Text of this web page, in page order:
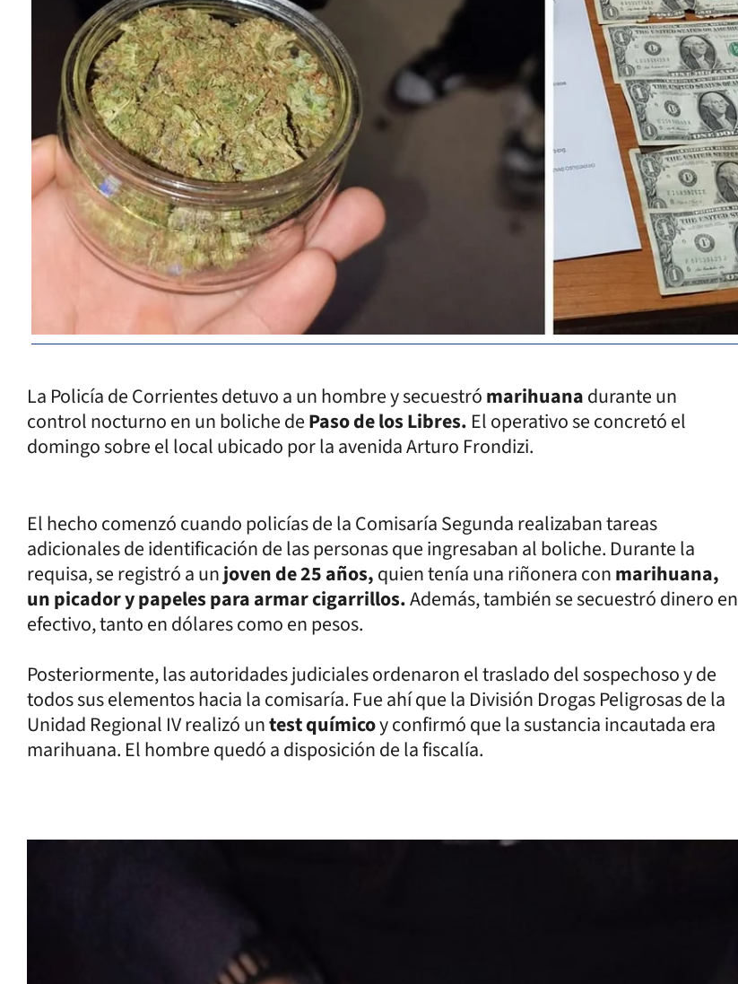
La Policía de Corrientes detuvo a un hombre y secuestrómarihuanadurante un
control nocturno en un boliche dePaso de los Libres. El operativo se concretó el
domingo sobre el local ubicado por la avenida Arturo Frondizi.
El hecho comenzó cuando policías de la Comisaría Segunda realizaban tareas
adicionales de identificación de las personas que ingresaban al boliche. Durante la
requisa, se registró a unjoven de 25 años,quien tenía una riñonera conmarihuana,
un picador y papeles para armar cigarrillos.Además, también se secuestró dinero en
efectivo, tanto en dólares como en pesos.
Posteriormente, las autoridades judiciales ordenaron el traslado del sospechoso y de
todos sus elementos hacia la comisaría. Fue ahí que la División Drogas Peligrosas de la
Unidad Regional IV realizó untest químicoy confirmó que la sustancia incautada era
marihuana. El hombre quedó a disposición de la fiscalía.